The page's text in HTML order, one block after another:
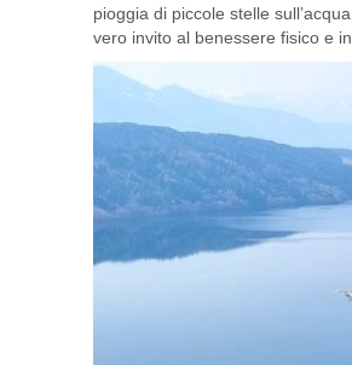
pioggia di piccole stelle
vero invito al benessere fisico e